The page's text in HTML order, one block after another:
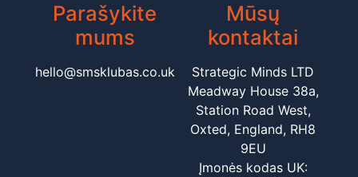
Parašykite
mums
hello@smsklubas.co.uk
Mūsų
kontaktai
Strategic Minds LTD
Meadway House 38a,
Station Road West,
Oxted, England, RH8
9EU
Įmonės kodas UK: